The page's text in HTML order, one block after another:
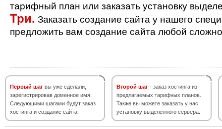
тарифный план или заказать установку
Три. Заказать создание сайта у нашего
предложить вам создание сайта любой
Первый шаг вы уже сделали,
зарегистрировав доменное имя.
Следующими шагами будут заказ
хостинга и создание сайта.
Второй шаг - заказ хостинга из
предлагаемых тарифных планов.
Также вы можете заказать у нас
установку выделенного сервера.